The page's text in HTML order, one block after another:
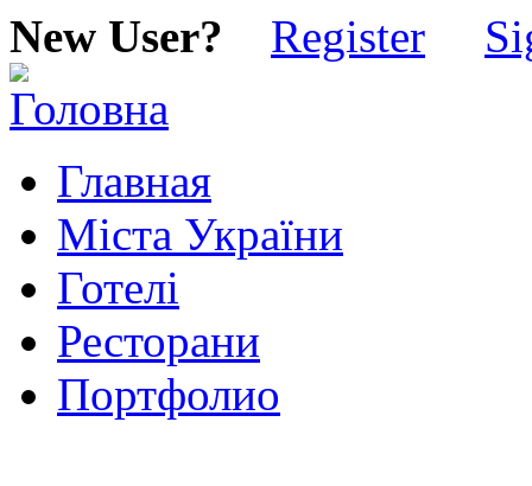
New User? Register
Главная
Міста України
Готелі
Ресторани
Портфолио